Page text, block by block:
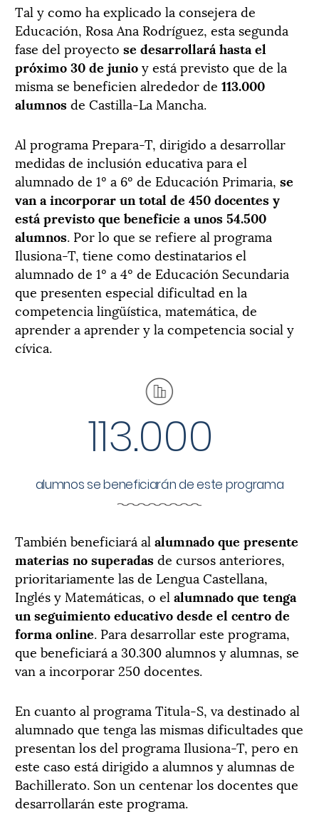
Tal y como ha explicado la consejera de
Educación, Rosa Ana Rodríguez, esta segunda
fase del proyecto se desarrollará hasta el
próximo 30 de junioy está previsto que de la
misma se beneficien alrededor de 113.000
alumnosde Castilla-La Mancha.
Al programa Prepara-T, dirigido a desarrollar
medidas de inclusión educativa para el
alumnado de 1º a 6º de Educación Primaria, se
van a incorporar un total de 450 docentes y
está previsto que beneficie a unos 54.500
alumnos. Por lo que se refiere al programa
Ilusiona-T, tiene como destinatarios el
alumnado de 1º a 4º de Educación Secundaria
que presenten especial dificultad en la
competencia lingüística, matemática, de
aprender a aprender y la competencia social y
cívica.
113.000
alumnos se beneficiarán de este programa
También beneficiará al alumnado que presente
materias no superadasde cursos anteriores,
prioritariamente las de Lengua Castellana,
Inglés y Matemáticas, o el alumnado que tenga
un seguimiento educativo desde el centro de
forma online. Para desarrollar este programa,
que beneficiará a 30.300 alumnos y alumnas, se
van a incorporar 250 docentes.
En cuanto al programa Titula-S, va destinado al
alumnado que tenga las mismas dificultades que
presentan los del programa Ilusiona-T, pero en
este caso está dirigido a alumnos y alumnas de
Bachillerato. Son un centenar los docentes que
desarrollarán este programa.